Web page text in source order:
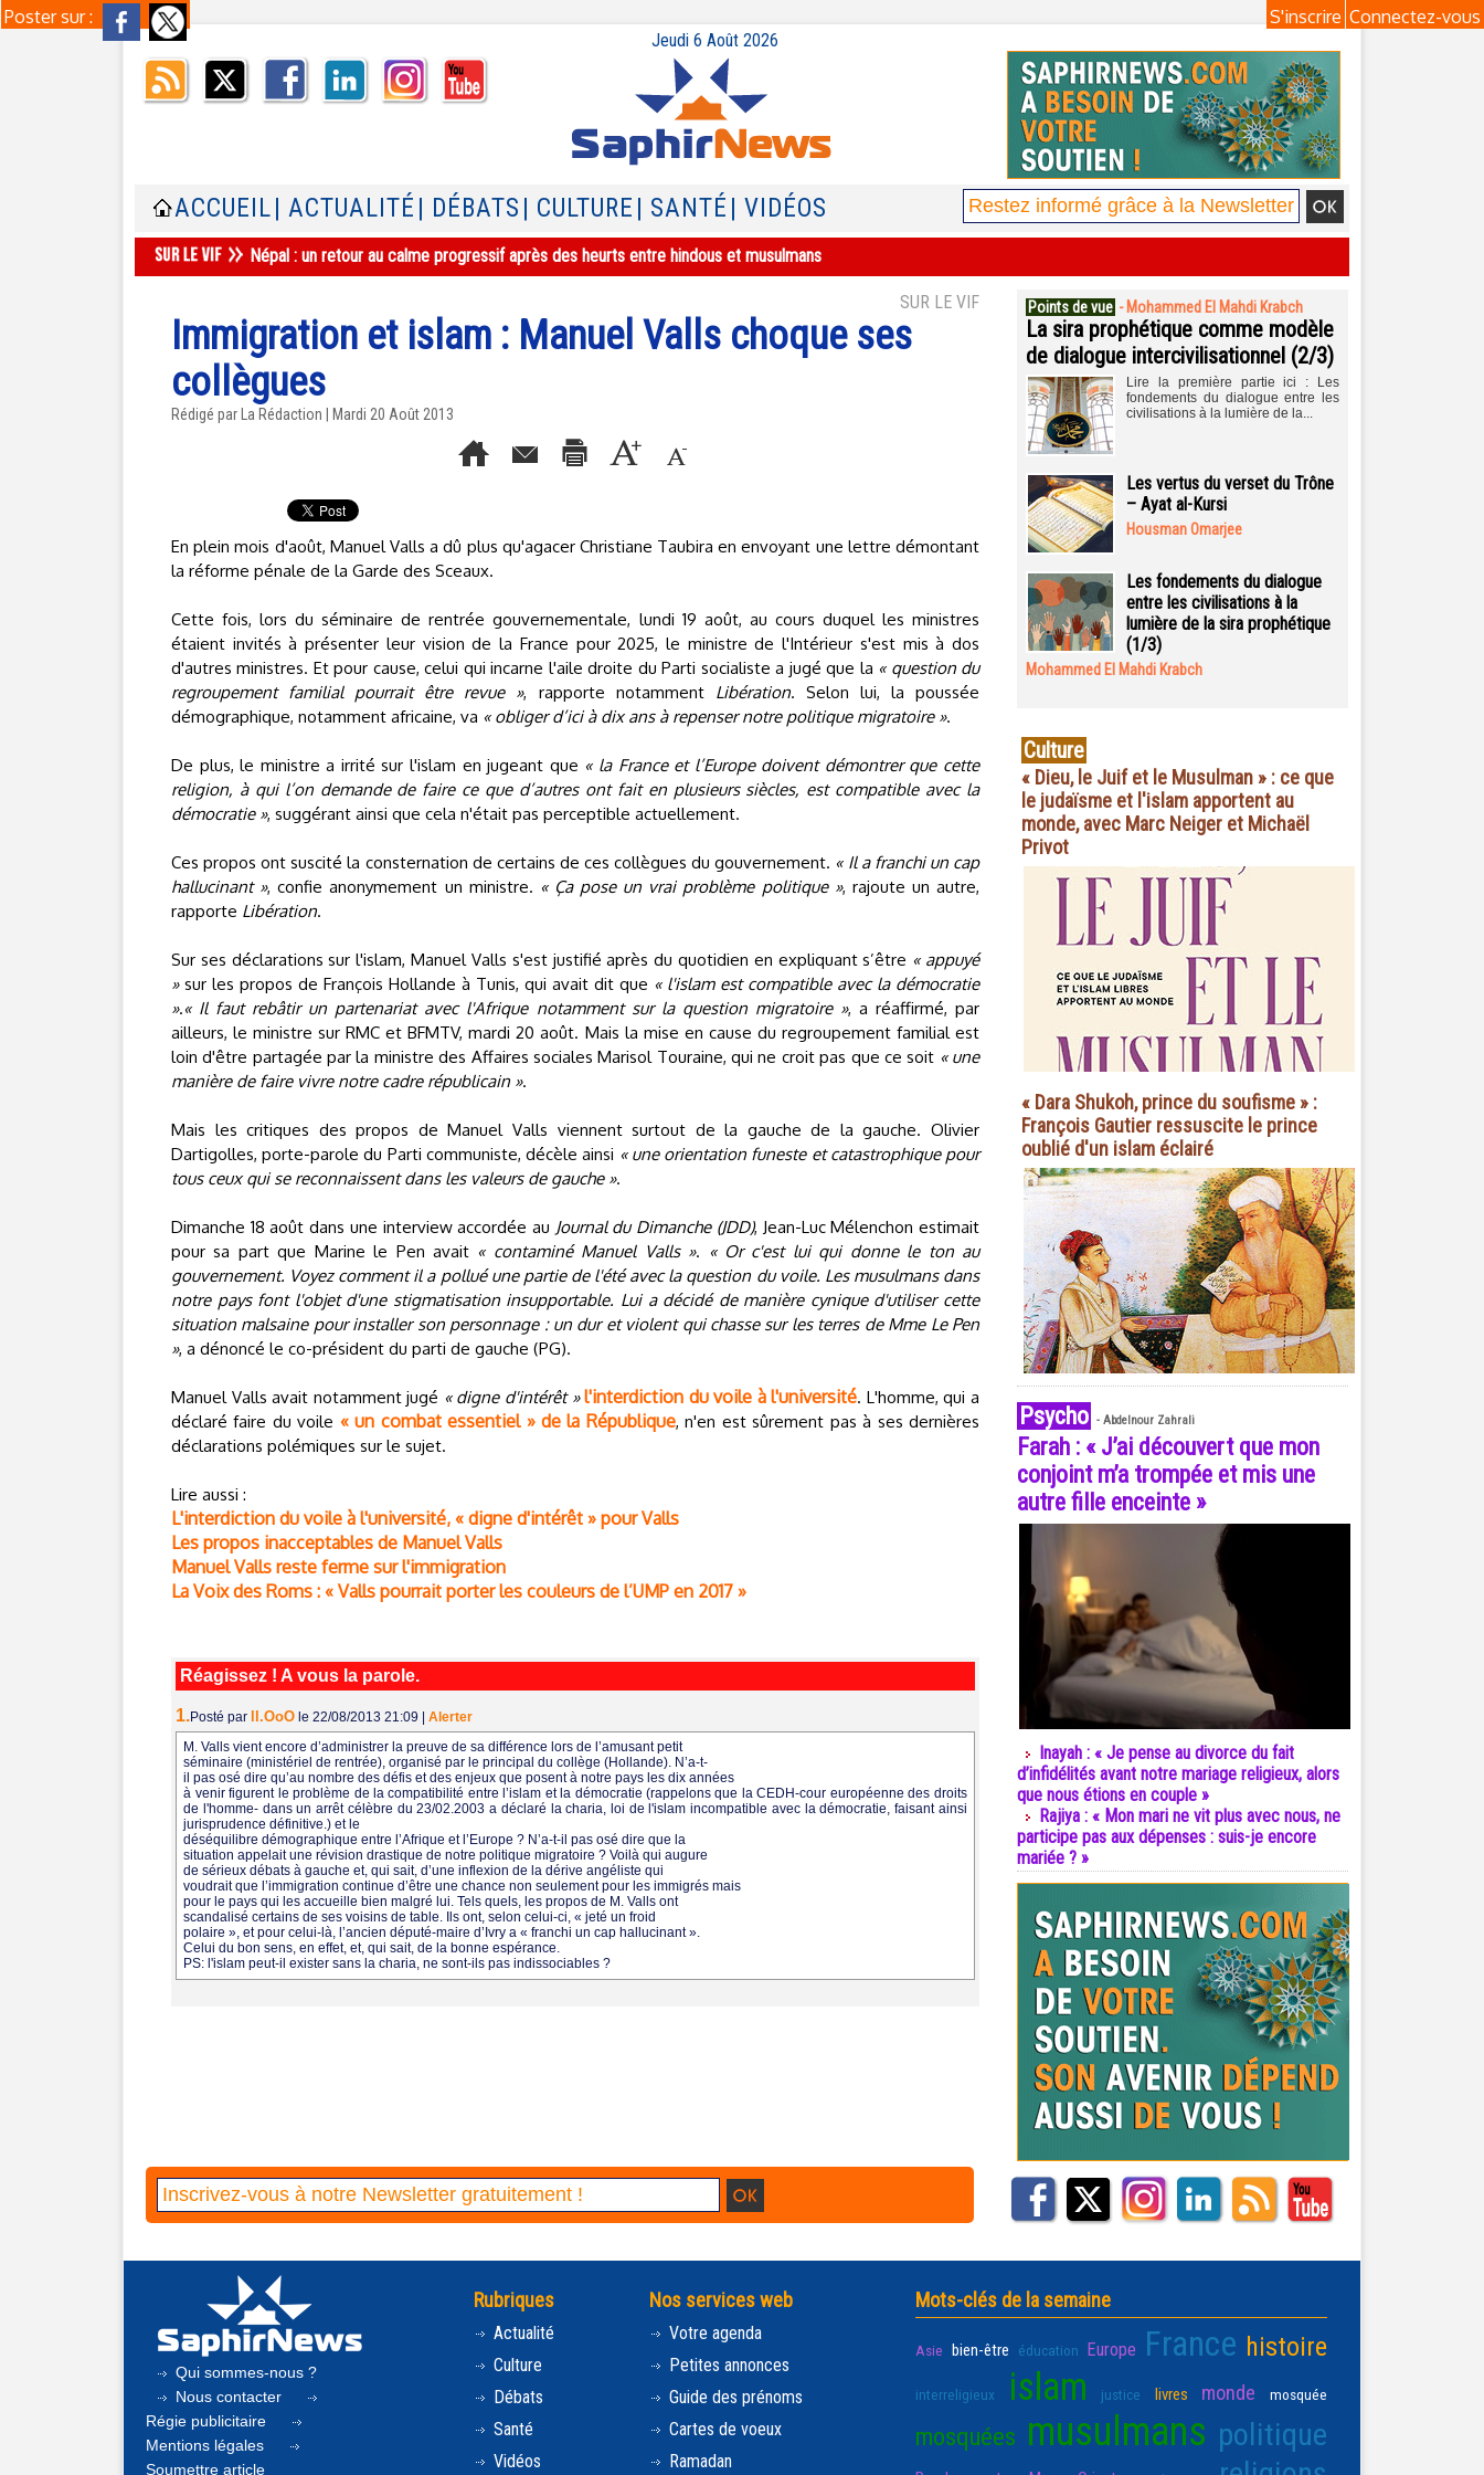
Poster sur : Connectez-vous
S'inscrire
Jeudi 6 Août 2026
ACCUEIL | ACTUALITÉ | DÉBATS | CULTURE | SANTÉ | VIDÉOS
Népal : un retour au calme progressif après des heurts entre hindous et musulmans
SUR LE VIF
Immigration et islam : Manuel Valls choque ses
collègues
Rédigé par La Rédaction | Mardi 20 Août 2013
En plein mois d'août, Manuel Valls a dû plus qu'agacer Christiane Taubira en envoyant une lettre démontant
la réforme pénale de la Garde des Sceaux.
Cette fois, lors du séminaire de rentrée gouvernementale, lundi 19 août, au cours duquel les ministres
étaient invités à présenter leur vision de la France pour 2025, le ministre de l'Intérieur s'est mis à dos
d'autres ministres. Et pour cause, celui qui incarne l'aile droite du Parti socialiste a jugé que la « question du
regroupement familial pourrait être revue », rapporte notamment Libération. Selon lui, la poussée
démographique, notamment africaine, va « obliger d’ici à dix ans à repenser notre politique migratoire ».
De plus, le ministre a irrité sur l'islam en jugeant que « la France et l’Europe doivent démontrer que cette
religion, à qui l’on demande de faire ce que d’autres ont fait en plusieurs siècles, est compatible avec la
démocratie », suggérant ainsi que cela n'était pas perceptible actuellement.
Ces propos ont suscité la consternation de certains de ces collègues du gouvernement. « Il a franchi un cap
hallucinant », confie anonymement un ministre. « Ça pose un vrai problème politique », rajoute un autre,
rapporte Libération.
Sur ses déclarations sur l'islam, Manuel Valls s'est justifié après du quotidien en expliquant s’être « appuyé
»sur les propos de François Hollande à Tunis, qui avait dit que « l'islam est compatible avec la démocratie
».« Il faut rebâtir un partenariat avec l'Afrique notamment sur la question migratoire », a réaffirmé, par
ailleurs, le ministre sur RMC et BFMTV, mardi 20 août. Mais la mise en cause du regroupement familial est
loin d'être partagée par la ministre des Affaires sociales Marisol Touraine, qui ne croit pas que ce soit « une
manière de faire vivre notre cadre républicain ».
Mais les critiques des propos de Manuel Valls viennent surtout de la gauche de la gauche. Olivier
Dartigolles, porte-parole du Parti communiste, décèle ainsi « une orientation funeste et catastrophique pour
tous ceux qui se reconnaissent dans les valeurs de gauche ».
Dimanche 18 août dans une interview accordée au Journal du Dimanche (JDD), Jean-Luc Mélenchon estimait
pour sa part que Marine le Pen avait « contaminé Manuel Valls ». « Or c'est lui qui donne le ton au
gouvernement. Voyez comment il a pollué une partie de l'été avec la question du voile. Les musulmans dans
notre pays font l'objet d'une stigmatisation insupportable. Lui a décidé de manière cynique d'utiliser cette
situation malsaine pour installer son personnage : un dur et violent qui chasse sur les terres de Mme Le Pen
», a dénoncé le co-président du parti de gauche (PG).
Manuel Valls avait notamment jugé « digne d'intérêt »l'interdiction du voile à l'université. L'homme, qui a
déclaré faire du voile « un combat essentiel » de la République, n'en est sûrement pas à ses dernières
déclarations polémiques sur le sujet.
Lire aussi :
L'interdiction du voile à l'université, « digne d'intérêt » pour Valls
Les propos inacceptables de Manuel Valls
Manuel Valls reste ferme sur l'immigration
La Voix des Roms : « Valls pourrait porter les couleurs de l’UMP en 2017 »
Réagissez ! A vous la parole.
1.Posté par ll.OoO le 22/08/2013 21:09
Alerter
M. Valls vient encore d’administrer la preuve de sa différence lors de l’amusant petit
séminaire (ministériel de rentrée), organisé par le principal du collège (Hollande). N’a-t-
il pas osé dire qu’au nombre des défis et des enjeux que posent à notre pays les dix années
à venir figurent le problème de la compatibilité entre l’islam et la démocratie (rappelons que la CEDH-cour européenne des droits
de l'homme- dans un arrêt célèbre du 23/02.2003 a déclaré la charia, loi de l'islam incompatible avec la démocratie, faisant ainsi
jurisprudence définitive.) et le
déséquilibre démographique entre l’Afrique et l’Europe ? N’a-t-il pas osé dire que la
situation appelait une révision drastique de notre politique migratoire ? Voilà qui augure
de sérieux débats à gauche et, qui sait, d’une inflexion de la dérive angéliste qui
voudrait que l’immigration continue d’être une chance non seulement pour les immigrés mais
pour le pays qui les accueille bien malgré lui. Tels quels, les propos de M. Valls ont
scandalisé certains de ses voisins de table. Ils ont, selon celui-ci, « jeté un froid
polaire », et pour celui-là, l’ancien député-maire d’Ivry a « franchi un cap hallucinant ».
Celui du bon sens, en effet, et, qui sait, de la bonne espérance.
PS: l'islam peut-il exister sans la charia, ne sont-ils pas indissociables ?
Points de vue - Mohammed El Mahdi Krabch
La sira prophétique comme modèle
de dialogue intercivilisationnel (2/3)
Lire la première partie ici : Les
fondements du dialogue entre les
civilisations à la lumière de la...
Les vertus du verset du Trône
– Ayat al-Kursi
Housman Omarjee
Les fondements du dialogue
entre les civilisations à la
lumière de la sira prophétique
(1/3)
Mohammed El Mahdi Krabch
Culture
« Dieu, le Juif et le Musulman » : ce que
le judaïsme et l'islam apportent au
monde, avec Marc Neiger et Michaël
Privot
« Dara Shukoh, prince du soufisme » :
François Gautier ressuscite le prince
oublié d'un islam éclairé
Psycho - Abdelnour Zahrali
Farah : « J’ai découvert que mon
conjoint m’a trompée et mis une
autre fille enceinte »
Inayah : « Je pense au divorce du fait
d’infidélités avant notre mariage religieux, alors
que nous étions en couple »
Rajiya : « Mon mari ne vit plus avec nous, ne
participe pas aux dépenses : suis-je encore
mariée ? »
Qui sommes-nous ?
Nous contacter
Régie publicitaire
Mentions légales
Soumettre article
Rubriques
Actualité
Culture
Débats
Santé
Vidéos
Nos services web
Votre agenda
Petites annonces
Guide des prénoms
Cartes de voeux
Ramadan
Mots-clés de la semaine
Asie bien-être éducation Europe France histoire
interreligieux islam justice livres monde mosquée
mosquées musulmans politique